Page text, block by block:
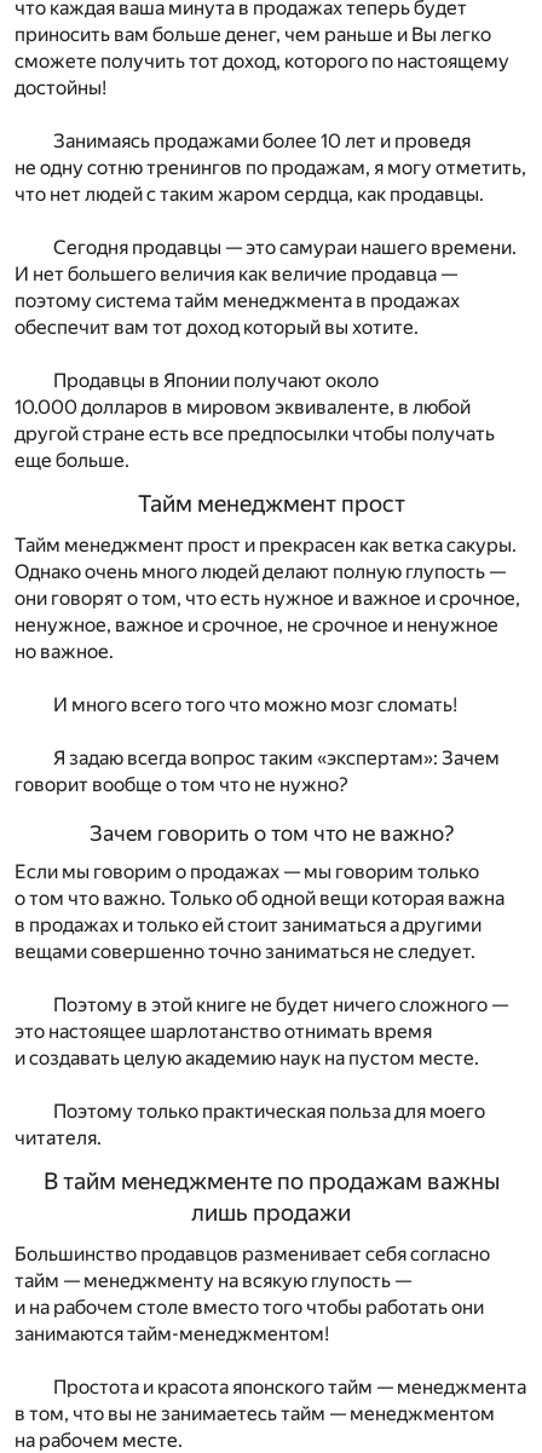
что каждая ваша минута в продажах теперь будет
приносить вам больше денег, чем раньше и Вы легко
сможете получить тот доход, которого по настоящему
достойны!
Занимаясь продажами более 10 лет и проведя
не одну сотню тренингов по продажам, я могу отметить,
что нет людей с таким жаром сердца, как продавцы.
Сегодня продавцы — это самураи нашего времени.
И нет большего величия как величие продавца —
поэтому система тайм менеджмента в продажах
обеспечит вам тот доход который вы хотите.
Продавцы в Японии получают около
10.000 долларов в мировом эквиваленте, в любой
другой стране есть все предпосылки чтобы получать
еще больше.
Тайм менеджмент прост
Тайм менеджмент прост и прекрасен как ветка сакуры.
Однако очень много людей делают полную глупость —
они говорят о том, что есть нужное и важное и срочное,
ненужное, важное и срочное, не срочное и ненужное
но важное.
И много всего того что можно мозг сломать!
Я задаю всегда вопрос таким «экспертам»: Зачем
говорит вообще о том что не нужно?
Зачем говорить о том что не важно?
Если мы говорим о продажах — мы говорим только
о том что важно. Только об одной вещи которая важна
в продажах и только ей стоит заниматься а другими
вещами совершенно точно заниматься не следует.
Поэтому в этой книге не будет ничего сложного —
это настоящее шарлотанство отнимать время
и создавать целую академию наук на пустом месте.
Поэтому только практическая польза для моего
читателя.
В тайм менеджменте по продажам важны
лишь продажи
Большинство продавцов разменивает себя согласно
тайм — менеджменту на всякую глупость —
и на рабочем столе вместо того чтобы работать они
занимаются тайм-менеджментом!
Простота и красота японского тайм — менеджмента
в том, что вы не занимаетесь тайм — менеджментом
на рабочем месте.